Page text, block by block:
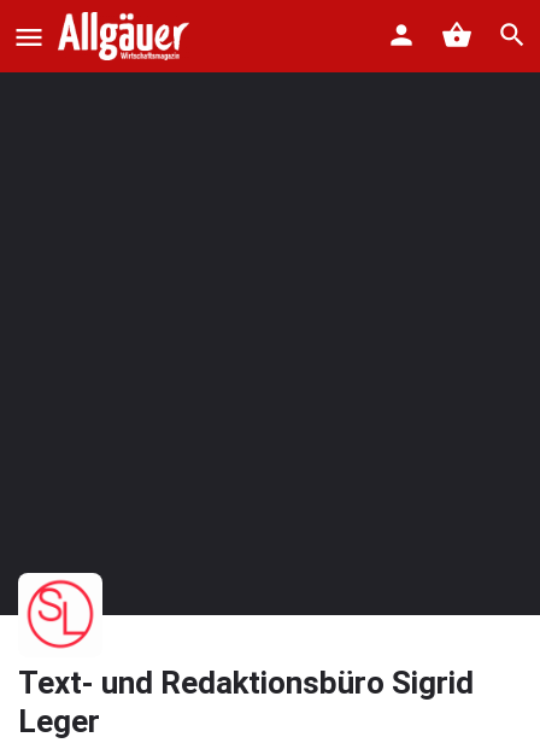
Text- und Redaktionsbüro Sigrid
Leger